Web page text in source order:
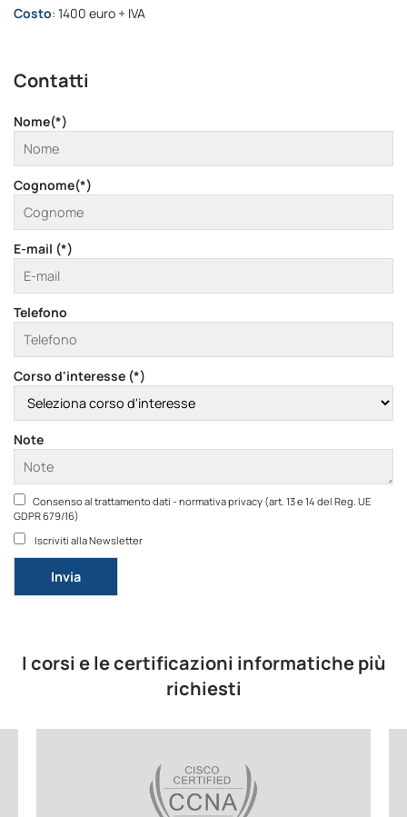
Costo: 1400 euro + IVA
Contatti
Nome(*)
Cognome(*)
E-mail (*)
Telefono
Corso d'interesse (*)
Note
Consenso al trattamento dati - normativa privacy (art. 13 e 14 del Reg. UE
GDPR 679/16)
Iscriviti alla Newsletter
I corsi e le certificazioni informatiche più
richiesti